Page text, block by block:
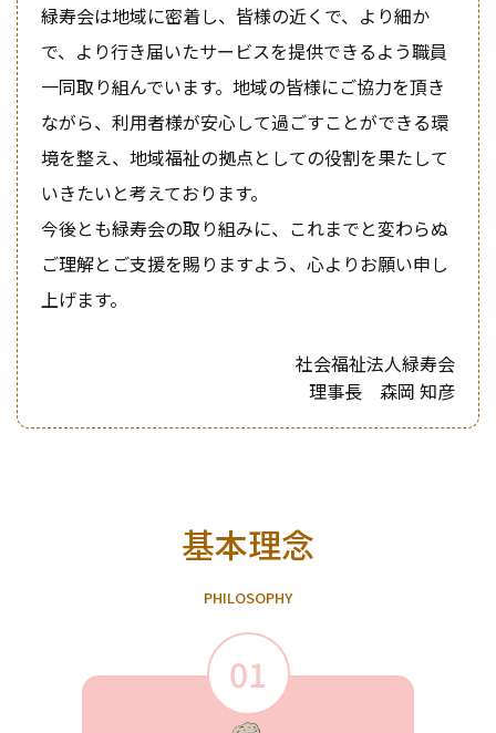
緑寿会は地域に密着し、皆様の近くで、より細か
で、より行き届いたサービスを提供できるよう職員
一同取り組んでいます。地域の皆様にご協力を頂き
ながら、利用者様が安心して過ごすことができる環
境を整え、地域福祉の拠点としての役割を果たして
いきたいと考えております。
今後とも緑寿会の取り組みに、これまでと変わらぬ
ご理解とご支援を賜りますよう、心よりお願い申し
上げます。
社会福祉法人緑寿会
理事長 森岡 知彦
基本理念
PHILOSOPHY
01